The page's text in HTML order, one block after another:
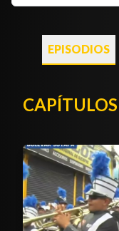
EPISODIOS
CAPÍTULOS